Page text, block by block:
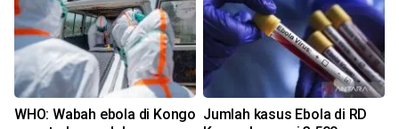
WHO: Wabah ebola di Kongo Jumlah kasus Ebola di RD